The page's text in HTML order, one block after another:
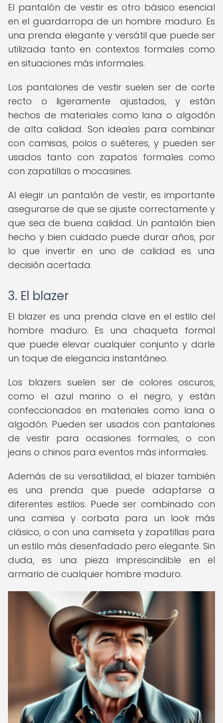
El pantalón de vestir es otro básico esencial
en el guardarropa de un hombre maduro. Es
una prenda elegante y versátil que puede ser
utilizada tanto en contextos formales como
en situaciones más informales.
Los pantalones de vestir suelen ser de corte
recto o ligeramente ajustados, y están
hechos de materiales como lana o algodón
de alta calidad. Son ideales para combinar
con camisas, polos o suéteres, y pueden ser
usados tanto con zapatos formales como
con zapatillas o mocasines.
Al elegir un pantalón de vestir, es importante
asegurarse de que se ajuste correctamente y
que sea de buena calidad. Un pantalón bien
hecho y bien cuidado puede durar años, por
lo que invertir en uno de calidad es una
decisión acertada.
3. El blazer
El blazer es una prenda clave en el estilo del
hombre maduro. Es una chaqueta formal
que puede elevar cualquier conjunto y darle
un toque de elegancia instantáneo.
Los blazers suelen ser de colores oscuros,
como el azul marino o el negro, y están
confeccionados en materiales como lana o
algodón. Pueden ser usados con pantalones
de vestir para ocasiones formales, o con
jeans o chinos para eventos más informales.
Además de su versatilidad, el blazer también
es una prenda que puede adaptarse a
diferentes estilos. Puede ser combinado con
una camisa y corbata para un look más
clásico, o con una camiseta y zapatillas para
un estilo más desenfadado pero elegante. Sin
duda, es una pieza imprescindible en el
armario de cualquier hombre maduro.